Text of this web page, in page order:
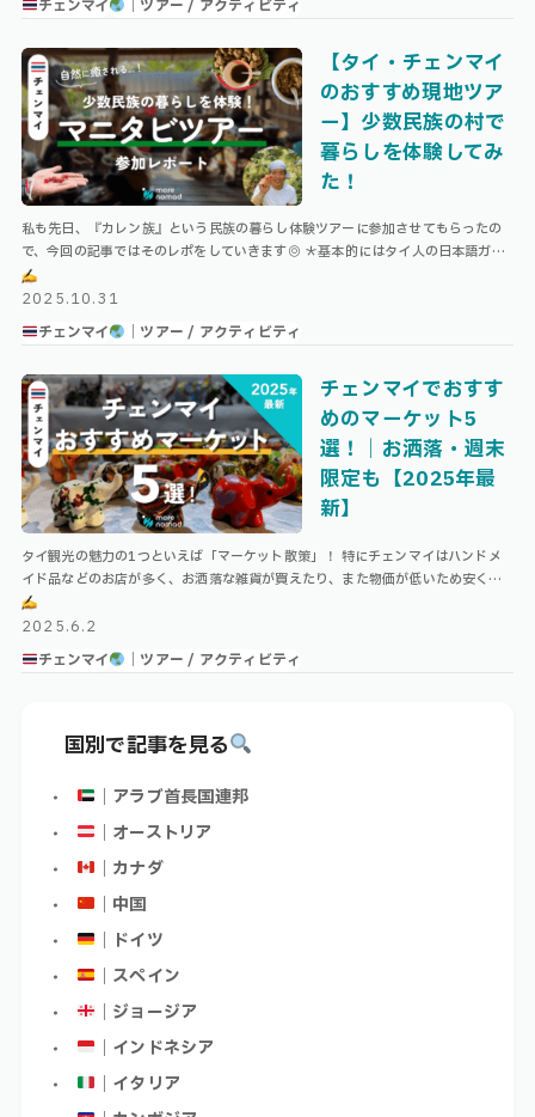
チェンマイ
｜ツアー / アクティビティ
【タイ・チェンマイ
のおすすめ現地ツア
ー】少数民族の村で
暮らしを体験してみ
た！
私も先日、『カレン族』という民族の暮らし体験ツアーに参加させてもらったの
で、今回の記事ではそのレポをしていきます◎ ＊基本的にはタイ人の日本語ガイ
ドが引率し、坂田さんも同行します。ただ、すべてのツアーに坂田さんが参加され
…
2025.10.31
チェンマイ
｜ツアー / アクティビティ
チェンマイでおすす
めのマーケット5
選！｜お洒落・週末
限定も【2025年最
新】
タイ観光の魅力の1つといえば「マーケット散策」！ 特にチェンマイはハンドメ
イド品などのお店が多く、お洒落な雑貨が買えたり、また物価が低いため安くて
美味しいグルメの楽しめるマーケットが沢山存在します…‼︎ 朝からやっている …
2025.6.2
チェンマイ
｜ツアー / アクティビティ
国別で記事を見る
｜アラブ首長国連邦
｜オーストリア
｜カナダ
｜中国
｜ドイツ
｜スペイン
｜ジョージア
｜インドネシア
｜イタリア